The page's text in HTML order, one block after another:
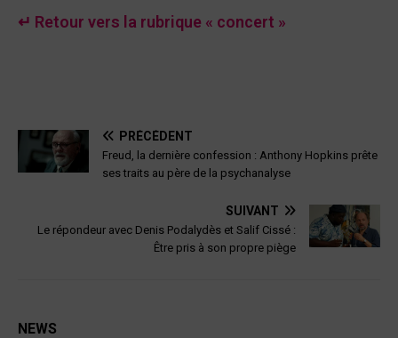
↵ Retour vers la rubrique « concert »
PRÉCÉDENT
Freud, la dernière confession : Anthony Hopkins prête
ses traits au père de la psychanalyse
SUIVANT
Le répondeur avec Denis Podalydès et Salif Cissé :
Être pris à son propre piège
NEWS